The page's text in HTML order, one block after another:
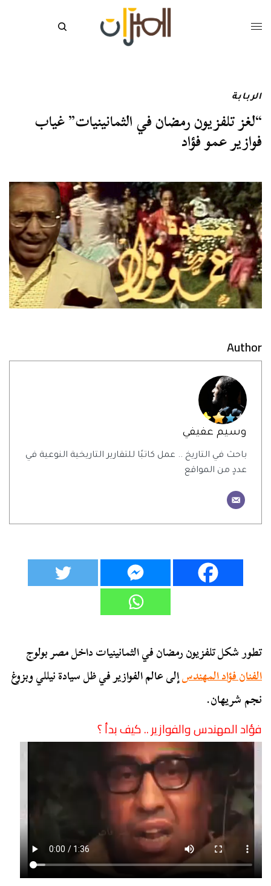
الربابة
“لغز تلفزيون رمضان في الثمانينيات” غياب
فوازير عمو فؤاد
Author
وسيم عفيفي
باحث في التاريخ .. عمل كاتبًا للتقارير التاريخية النوعية في
عددٍ من المواقع
تطور شكل تلفزيون رمضان في الثمانينيات داخل مصر بولوج
الفنان فؤاد المهندسإلى عالم الفوازير في ظل سيادة نيللي وبزوغ
نجم شريهان.
فؤاد المهندس والفوازير .. كيف بدأ ؟